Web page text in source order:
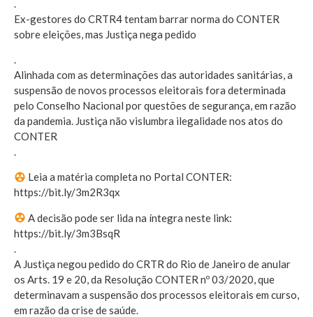
Ex-gestores do CRTR4 tentam barrar norma do CONTER
sobre eleições, mas Justiça nega pedido
.
Alinhada com as determinações das autoridades sanitárias, a
suspensão de novos processos eleitorais fora determinada
pelo Conselho Nacional por questões de segurança, em razão
da pandemia. Justiça não vislumbra ilegalidade nos atos do
CONTER
.
Leia a matéria completa no Portal CONTER:
https://bit.ly/3m2R3qx
A decisão pode ser lida na íntegra neste link:
https://bit.ly/3m3BsqR
.
A Justiça negou pedido do CRTR do Rio de Janeiro de anular
os Arts. 19 e 20, da Resolução CONTER nº 03/2020, que
determinavam a suspensão dos processos eleitorais em curso,
em razão da crise de saúde.